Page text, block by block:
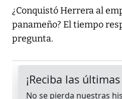
¿Conquistó Herrera al
panameño? El tiempo
pregunta.